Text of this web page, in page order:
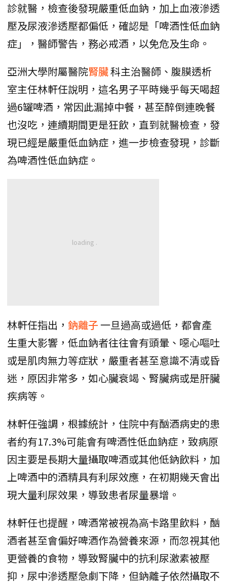
診就醫，檢查後發現嚴重低血鈉，加上血液滲透
壓及尿液滲透壓都偏低，確認是「啤酒性低血鈉
症」，醫師警告，務必戒酒，以免危及生命。
亞洲大學附屬醫院腎臟科主治醫師、腹膜透析
室主任林軒任說明，這名男子平時幾乎每天喝超
過6罐啤酒，常因此漏掉中餐，甚至醉倒連晚餐
也沒吃，連續期間更是狂飲，直到就醫檢查，發
現已經是嚴重低血鈉症，進一步檢查發現，診斷
為啤酒性低血鈉症。
林軒任指出， 鈉離子一旦過高或過低，都會產
生重大影響，低血鈉者往往會有頭暈、噁心嘔吐
或是肌肉無力等症狀，嚴重者甚至意識不清或昏
迷，原因非常多，如心臟衰竭、腎臟病或是肝臟
疾病等。
林軒任強調，根據統計，住院中有酗酒病史的患
者約有17.3%可能會有啤酒性低血鈉症，致病原
因主要是長期大量攝取啤酒或其他低鈉飲料，加
上啤酒中的酒精具有利尿效應，在初期幾天會出
現大量利尿效果，導致患者尿量暴增。
林軒任也提醒，啤酒常被視為高卡路里飲料，酗
酒者甚至會偏好啤酒作為營養來源，而忽視其他
更營養的食物，導致腎臟中的抗利尿激素被壓
抑，尿中滲透壓急劇下降，但鈉離子依然攝取不